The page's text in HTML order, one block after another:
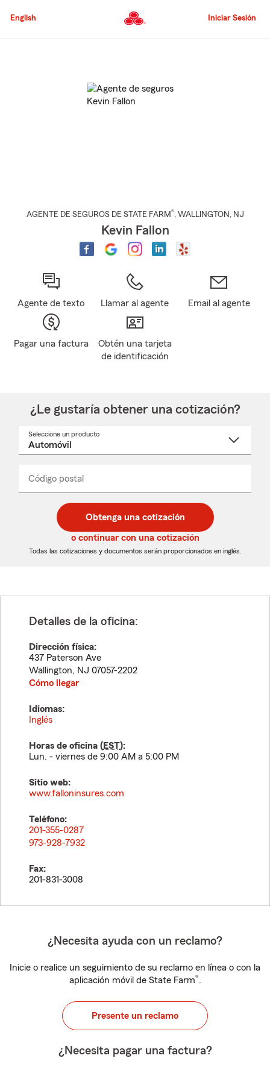
al
principal
English Iniciar Sesión
AGENTE DE SEGUROS DE STATE FARM®, WALLINGTON , NJ
Kevin Fallon
Agente de texto Llamar al agente Email al agente
Pagar una factura
Obtén una tarjeta
de identificación
¿Le gustaría obtener una cotización?
Seleccione un producto
desplegable
Código postal
de
5
dígitos
de
5
dígitos
_____
Obtenga una cotización
o continuar con una cotización
Todas las cotizaciones y documentos serán proporcionados en inglés.
Detalles de la oficina:
Dirección física:
437 Paterson Ave
Wallington, NJ 07057-2202
Cómo llegar
Idiomas:
Inglés
Horas de oficina (EST):
Lun. - viernes de 9:00 AM a 5:00 PM
Sitio web:
www.falloninsures.com
Teléfono:
201-355-0287
973-928-7932
Fax:
201-831-3008
¿Necesita ayuda con un reclamo?
Inicie o realice un seguimiento de su reclamo en línea o con la
aplicación móvil de State Farm®.
Presente un reclamo
¿Necesita pagar una factura?